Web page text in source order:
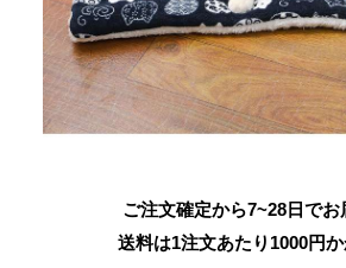
ご注文確定から7~28日でお
送料は1注文あたり 1000円